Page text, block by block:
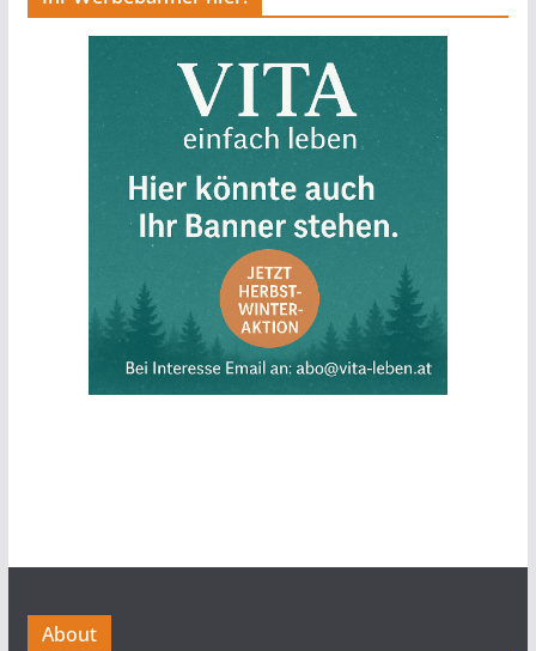
About